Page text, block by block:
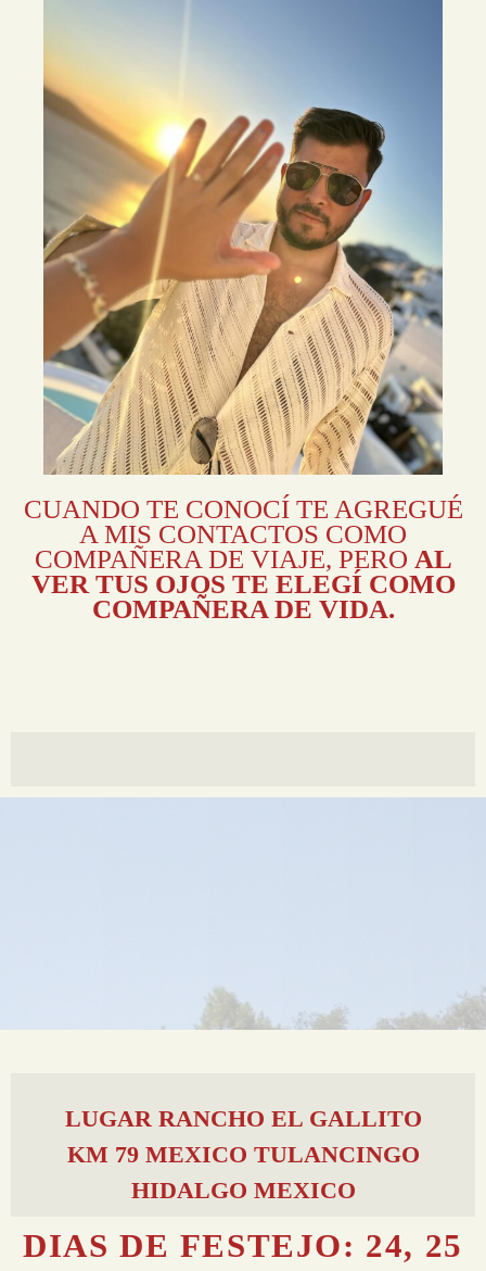
CUANDO TE CONOCÍ TE AGREGUÉ
A MIS CONTACTOS COMO
COMPAÑERA DE VIAJE, PERO AL
VER TUS OJOS TE ELEGÍ COMO
COMPAÑERA DE VIDA.
LUGAR RANCHO EL GALLITO
KM 79 MEXICO TULANCINGO
HIDALGO MEXICO
DIAS DE FESTEJO: 24, 25